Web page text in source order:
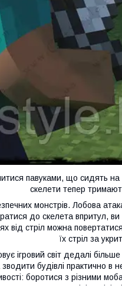
павуками, що сидять
скелети тепер
монстрів. Лобова
до скелета впритул,
від стріл можна
їх стріл за
ігровий світ дедалі більше
будівлі практично в
боротися з різними